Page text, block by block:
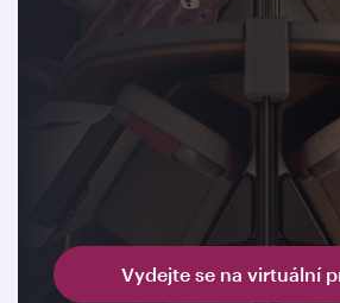
Vydejte se na virtuální